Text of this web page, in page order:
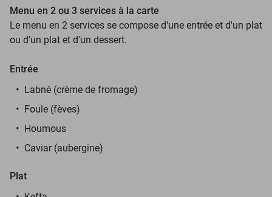
Menu en 2 ou 3 services à la carte
Le menu en 2 services se compose d'une entrée et d'un plat
ou d'un plat et d'un dessert.
Entrée
Labné (crème de fromage)
Foule (fèves)
Houmous
Caviar (aubergine)
Plat